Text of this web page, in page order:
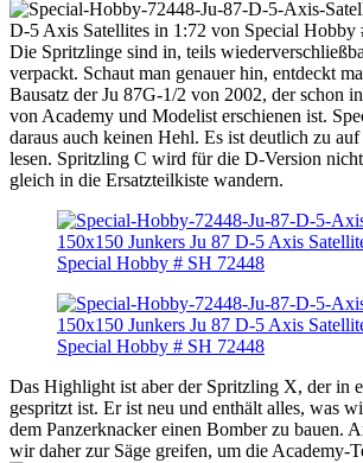
Die Spritzlinge sind in, teils
verpackt. Schaut man genauer hin, entdeckt
Bausatz der Ju 87G-1/2 von 2002, der schon
von Academy und Modelist erschienen ist.
daraus auch keinen Hehl. Es ist deutlich zu
lesen. Spritzling C wird für die D-Version
gleich in die Ersatzteilkiste wandern.
Das Highlight ist aber der Spritzling X, der in
gespritzt ist. Er ist neu und enthält alles, was
dem Panzerknacker einen Bomber zu bauen.
wir daher zur Säge greifen, um die Academy-